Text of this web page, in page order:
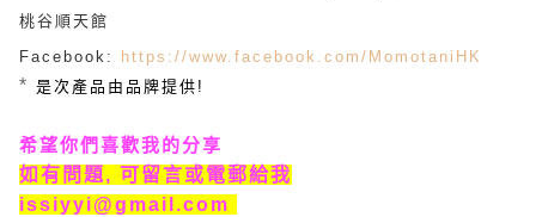
桃谷順天館
Facebook:
https://www.facebook.com/MomotaniHK
* 是次產品由品牌提供!
希望你們喜歡我的分享
如有問題, 可留言或電郵給我
issiyyi@gmail.com